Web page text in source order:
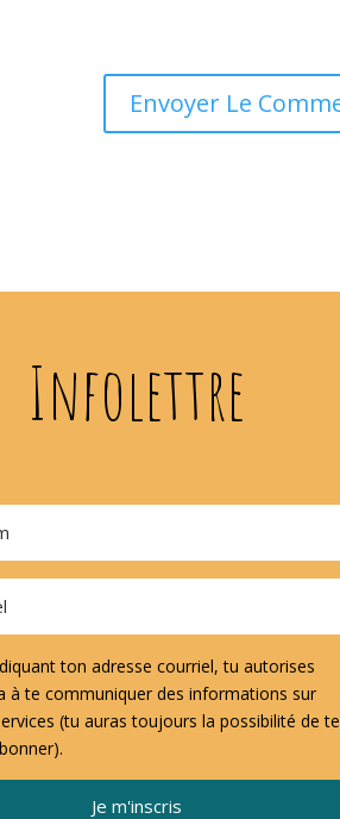
Infolettre
ton adresse courriel, tu autorises
à te communiquer des informations sur
(tu auras toujours la possibilité de te
Je m'inscris